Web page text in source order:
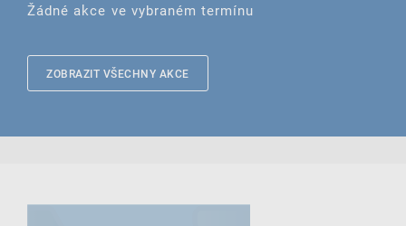
Žádné akce ve vybraném termínu
ZOBRAZIT VŠECHNY AKCE